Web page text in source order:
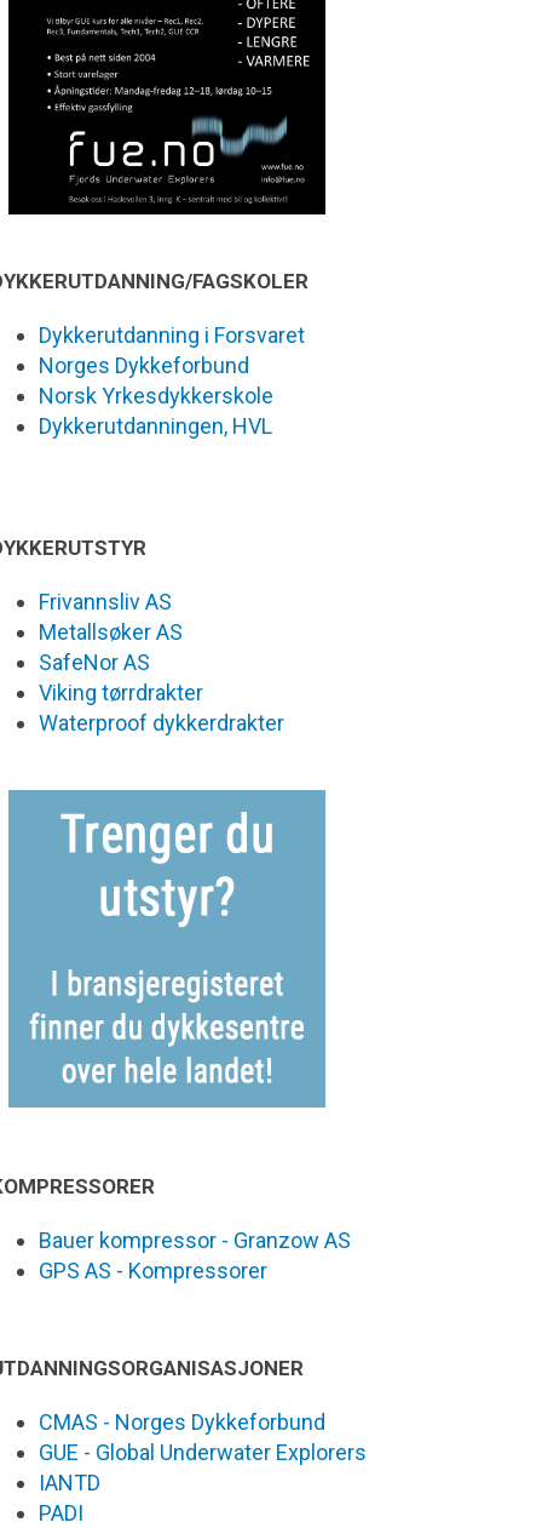
FAGSKOLER
Dykkerutdanning i Forsvaret
Norges Dykkeforbund
Norsk Yrkesdykkerskole
Dykkerutdanningen, HVL
Frivannsliv AS
Metallsøker AS
SafeNor AS
Viking tørrdrakter
Waterproof dykkerdrakter
Bauer kompressor - Granzow AS
GPS AS - Kompressorer
CMAS - Norges Dykkeforbund
GUE - Global Underwater Explorers
IANTD
PADI